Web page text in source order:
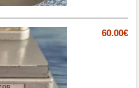
60.00€